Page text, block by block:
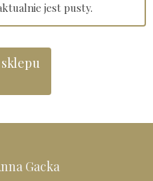
jest pusty.
Gacka